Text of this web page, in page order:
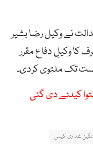
نے وکیل رضا بشیر
کا وکیلِ دفاع مقرر
کیلئے دی گئی
غداری کیس